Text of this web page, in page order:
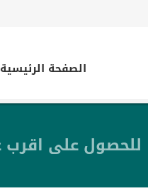
الصفحة الرئيسية
للحصول على اقرب